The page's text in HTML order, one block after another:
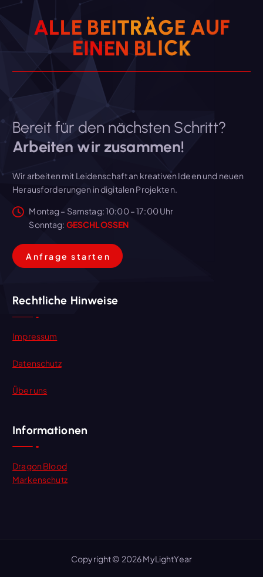
ALLE BEITRÄGE AUF
EINEN BLICK
Bereit für den nächsten Schritt?
Arbeiten wir zusammen!
Wir arbeiten mit Leidenschaft an kreativen Ideen und neuen
Herausforderungen in digitalen Projekten.
Montag – Samstag: 10:00 – 17:00 Uhr
Sonntag: GESCHLOSSEN
A nf rage sta rt e n
Rechtliche Hinweise
Impressum
Datenschutz
Über uns
Informationen
Dragon Blood
Markenschutz
Copyright © 2026 MyLightYear